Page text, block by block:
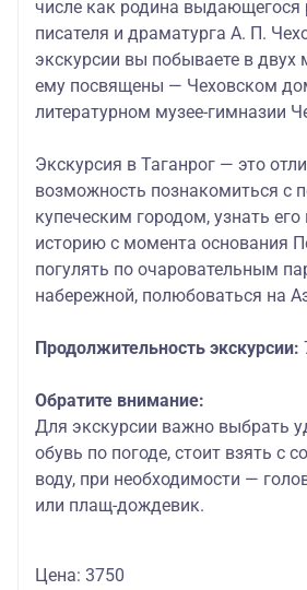
числе как родина выдающегося
писателя и драматурга А. П.
экскурсии вы побываете в двух
ему посвящены — Чеховском
литературном музее-гимназии
Экскурсия в Таганрог — это
возможность познакомиться с
купеческим городом, узнать его
историю с момента основания
погулять по очаровательным
набережной, полюбоваться на
Продолжительность экскурсии:
Обратите внимание:
Для экскурсии важно выбрать
обувь по погоде, стоит взять с
воду, при необходимости —
или плащ-дождевик.
Цена: 3750